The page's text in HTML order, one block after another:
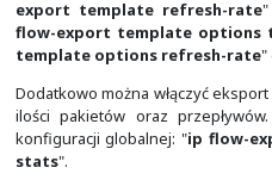
Zbieranie informacji na
jest przy:
kompresji ruchu, gdzie
mniejsza niż na
ruchu multicast, gdyż